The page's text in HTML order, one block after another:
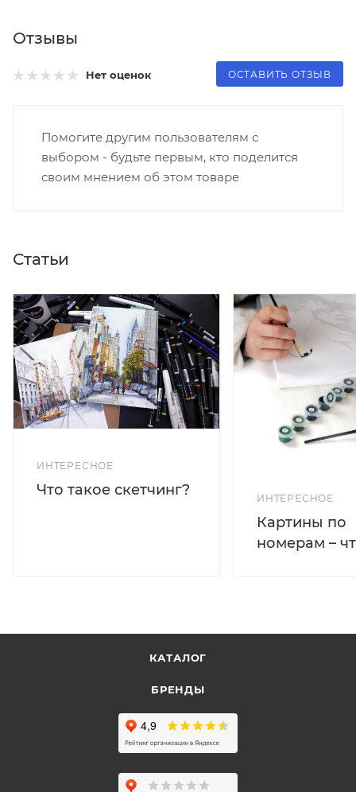
Отзывы
Нет оценок ОСТАВИТЬ ОТЗЫВ
Помогите другим пользователям с
выбором - будьте первым, кто поделится
своим мнением об этом товаре
Статьи
ИНТЕРЕСНОЕ
Что такое скетчинг?
ИНТЕРЕСНОЕ
Картины по
номерам –
КАТАЛОГ
БРЕНДЫ